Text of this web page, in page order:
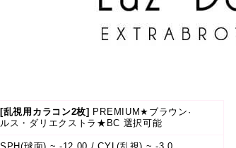
[乱視用カラコン2枚] PREMIUM★ブラウン·
ルス・ダリエクストラ★BC 選択可能